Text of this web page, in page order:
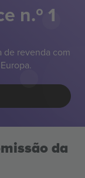
n.º 1
de revenda com
da